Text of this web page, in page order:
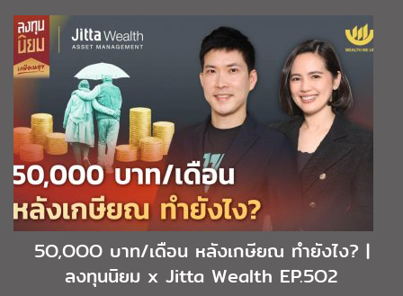
5O,OOO บาท/เดือน หลังเกษียณ ทำยังไง? |
ลงทุนนิยม x Jitta Wealth EP.5O2